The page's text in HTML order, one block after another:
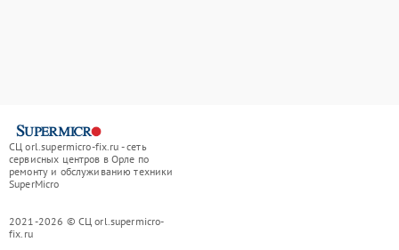
СЦ orl.supermicro-fix.ru - сеть
сервисных центров в Орле по
ремонту и обслуживанию техники
SuperMicro
2021-2026 © СЦ orl.supermicro-
fix.ru